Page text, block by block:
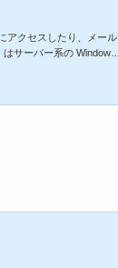
アクセスしたり、メール
サーバー系の Windows